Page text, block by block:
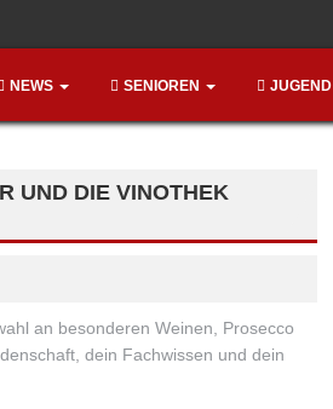
NEWS SENIOREN JUGEND
UND DIE VINOTHEK
an besonderen Weinen, Prosecco
dein Fachwissen und dein